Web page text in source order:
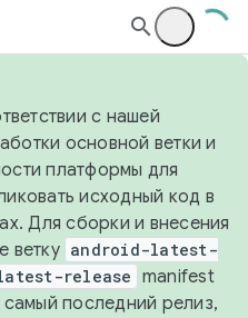
с нашей
основной ветки и
платформы для
исходный код в
Для сборки и внесения
ветку android-latest-
release manifest
самый последний релиз,